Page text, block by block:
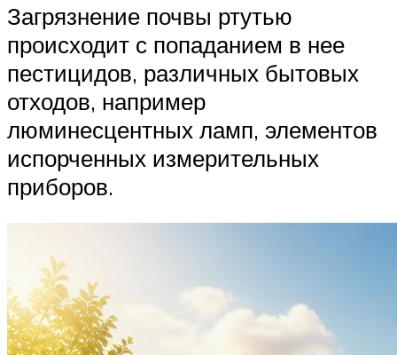
Загрязнение почвы ртутью
происходит с попаданием в нее
пестицидов, различных бытовых
отходов, например
люминесцентных ламп, элементов
испорченных измерительных
приборов.